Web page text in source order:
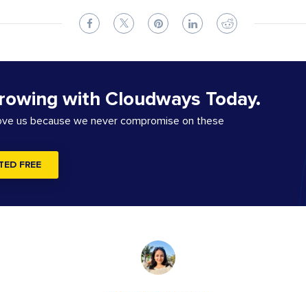
with Cloudways Today.
us because we never compromise on these
FREE